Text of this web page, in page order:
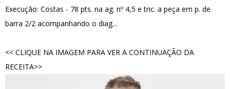
Execução: Costas - 78 pts. na ag. nº 4,5 e tric. a peça em p. de
barra 2/2 acompanhando o diag...
<< CLIQUE NA IMAGEM PARA VER A CONTINUAÇÃO DA
RECEITA>>